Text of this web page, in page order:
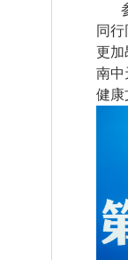
同行
更加
南中
健康